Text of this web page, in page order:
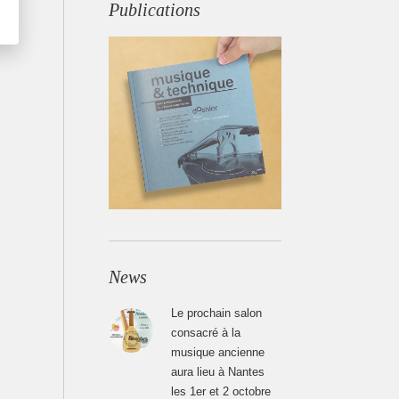
Publications
News
Le prochain salon
consacré à la
musique ancienne
aura lieu à Nantes
les 1er et 2 octobre